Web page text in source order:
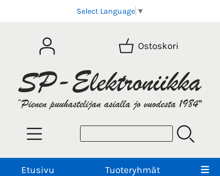
Select Language ▼
Ostoskori
Etusivu Tuoteryhmät